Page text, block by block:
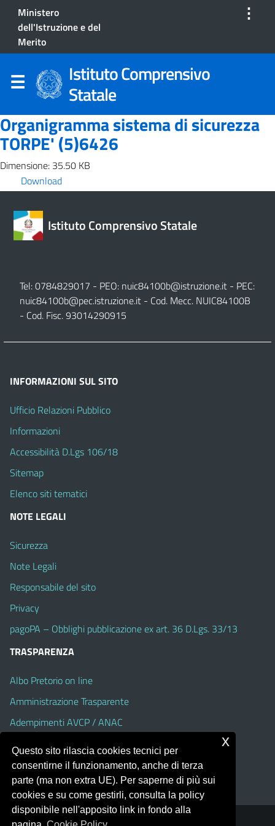
Ministero
dell'Istruzione e del
Merito
⋮
Istituto Comprensivo
Statale
Organigramma sistema di sicurezza
TORPE' (5)6426
Dimensione: 35.50 KB
Download
Istituto Comprensivo Statale
Tel: 0784829017 - PEO: nuic84100b@istruzione.it - PEC:
nuic84100b@pec.istruzione.it - Cod. Mecc. NUIC84100B
- Cod. Fisc. 93014290915
INFORMAZIONI SUL SITO
Ufficio Relazioni Pubblico
Informazioni
Accessibilità D.Lgs 106/18
Sitemap
Elenco siti tematici
NOTE LEGALI
Sicurezza
Note Legali
Responsabile del sito
Privacy
pagoPA – Obblighi pubblicazione ex art. 36 D.Lgs. 33/13
TRASPARENZA
Albo Pretorio on line
Amministrazione Trasparente
Adempimenti AVCP / ANAC
Dichiarazione di accessibilità
Questo sito rilascia cookies tecnici per
consentirne il funzionamento, anche di terza
parte (ma non extra UE). Per saperne di più sui
cookies e su come gestirli, consulta la policy
disponibile nell'apposito link in fondo alla
x